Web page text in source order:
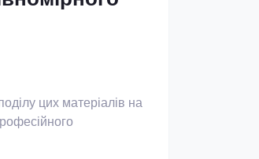
цих матеріалів на